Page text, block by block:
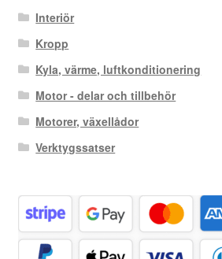
Interiör
Kropp
Kyla, värme, luftkonditionering
Motor - delar och tillbehör
Motorer, växellådor
Verktygssatser